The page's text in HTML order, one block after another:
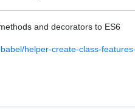
and decorators to ES6
helper-create-class-